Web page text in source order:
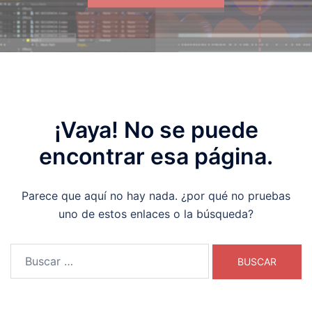
¡Vaya! No se puede
encontrar esa página.
Parece que aquí no hay nada. ¿por qué no pruebas
uno de estos enlaces o la búsqueda?